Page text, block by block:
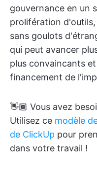
gouvernance en un
prolifération
sans goulots
qui peut avancer
plus convaincants
financement de
👋🏾 Vous avez
Utilisez ce modèle
de ClickUp pour
dans votre travail !